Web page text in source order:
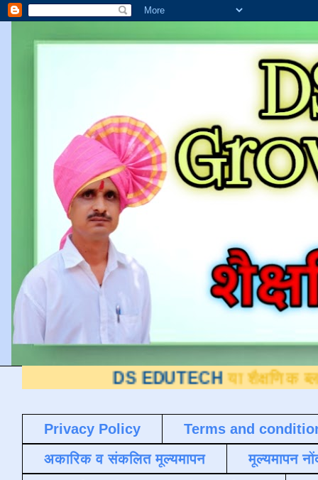
DS EDUTECH या शैक्षणिक ब्लॉगवर
Privacy Policy
Terms and
अकारिक व संकलित मूल्यमापन
मूल्यमापन